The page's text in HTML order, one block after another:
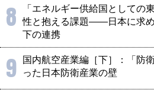
8
「エネルギー供給国としての
性と抱える課題――日本に求
下の連携
9
国内航空産業編［下］：「防
った日本防衛産業の壁